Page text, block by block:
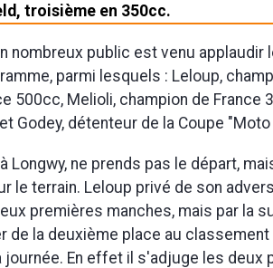
troisième en 350cc.
nombreux public est venu applaudir
parmi lesquels : Leloup,
500cc, Melioli, champion de France
Godey, détenteur de la Coupe "Moto
Longwy, ne prends pas le départ,
le terrain. Leloup privé de son
premières manches, mais par la
de la deuxième place au classement
journée. En effet il s'adjuge les deux